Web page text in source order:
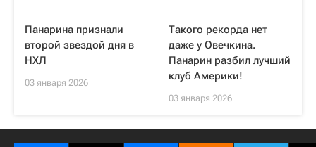
Панарина признали
второй звездой дня в
НХЛ
03 января 2026
Такого рекорда нет
даже у Овечкина.
Панарин разбил лучший
клуб Америки!
03 января 2026